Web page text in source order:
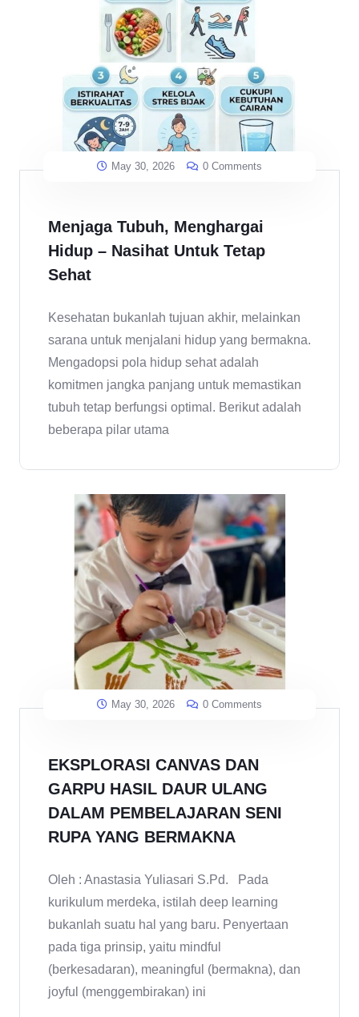
May 30, 2026 0 Comments
Menjaga Tubuh, Menghargai
Hidup – Nasihat Untuk Tetap
Sehat
Kesehatan bukanlah tujuan akhir, melainkan
sarana untuk menjalani hidup yang bermakna.
Mengadopsi pola hidup sehat adalah
komitmen jangka panjang untuk memastikan
tubuh tetap berfungsi optimal. Berikut adalah
beberapa pilar utama
May 30, 2026 0 Comments
EKSPLORASI CANVAS DAN
GARPU HASIL DAUR ULANG
DALAM PEMBELAJARAN SENI
RUPA YANG BERMAKNA
Oleh : Anastasia Yuliasari S.Pd. Pada
kurikulum merdeka, istilah deep learning
bukanlah suatu hal yang baru. Penyertaan
pada tiga prinsip, yaitu mindful
(berkesadaran), meaningful (bermakna), dan
joyful (menggembirakan) ini